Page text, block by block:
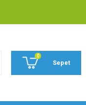
0
Sepet